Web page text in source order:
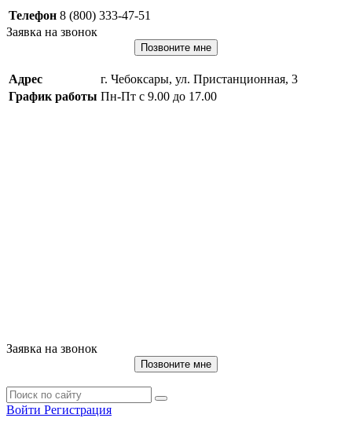
Телефон 8 (800) 333-47-51
Заявка на звонок
Позвоните мне
Адрес
г. Чебоксары, ул. Пристанционная, 3
График работы Пн-Пт с 9.00 до 17.00
Заявка на звонок
Позвоните мне
Войти Регистрация